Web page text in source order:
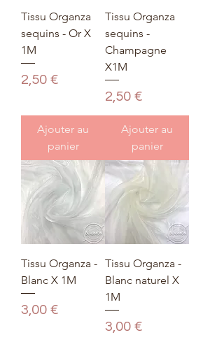
Tissu Organza
sequins - Or X
1M
Prix
2,50 €
Ajouter au
panier
Tissu Organza
sequins -
Champagne
X1M
Prix
2,50 €
Ajouter au
panier
Tissu Organza -
Blanc X 1M
Prix
3,00 €
Tissu Organza -
Blanc naturel X
1M
Prix
3,00 €